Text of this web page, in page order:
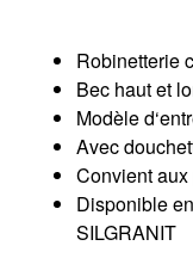
Robinetterie
Bec haut et
Modèle
Avec
Convient
Disponible
SILGRANIT